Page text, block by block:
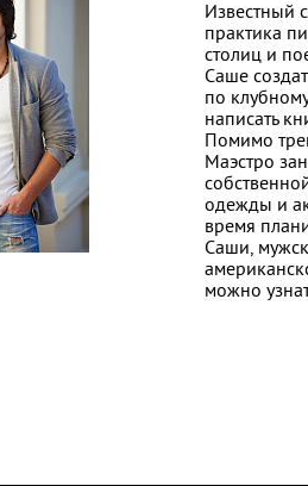
Известный
практика
столиц и
Саше
по
написать
Помимо
Маэстро
одежды и
время
Саши,
можно